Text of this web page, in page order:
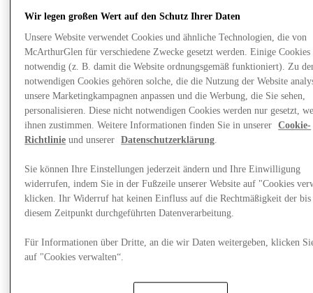
News
Wir legen großen Wert auf den Schutz Ihrer Daten
Unsere Website verwendet Cookies und ähnliche Technologien, die von
McArthurGlen für verschiedene Zwecke gesetzt werden. Einige Cookies
notwendig (z. B. damit die Website ordnungsgemäß funktioniert). Zu
notwendigen Cookies gehören solche, die die Nutzung der Website
unsere Marketingkampagnen anpassen und die Werbung, die Sie sehen,
personalisieren. Diese nicht notwendigen Cookies werden nur gesetzt,
ihnen zustimmen. Weitere Informationen finden Sie in unserer
Cookie-
Richtlinie und unserer Datenschutzerklärung.
Sie können Ihre Einstellungen jederzeit ändern und Ihre Einwilligung
widerrufen, indem Sie in der Fußzeile unserer Website auf "Cookies
klicken. Ihr Widerruf hat keinen Einfluss auf die Rechtmäßigkeit der bis
diesem Zeitpunkt durchgeführten Datenverarbeitung.
Für Informationen über Dritte, an die wir Daten weitergeben, klicken
auf "Cookies verwalten“.